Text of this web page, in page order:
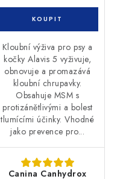
Kloubní výživa pro psy a
kočky Alavis 5 vyživuje,
obnovuje a promazává
kloubní chrupavky.
Obsahuje MSM s
protizánětlivými a bolest
tlumícími účinky. Vhodné
jako prevence pro...
Canina Canhydrox